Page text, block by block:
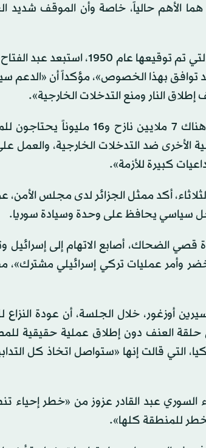
الأهم حالياً، خاصة وأن الموقف شديد
وعن إمكانية تفعيل معاهدة الدفاع العربي
توافق بهذا الخصوص»، مؤكداً أن
إطلاق النار ومنع التدخلات الخارجية».
ويرى «أهمية النظر للبعد الإنساني في سوريا،
الأخرى ضد التدخلات الخارجية، والعمل
كبيرة للأزمة».
أكد ممثل الجزائر لدى مجلس الأمن،
سياسي يحافظ على وحدة وسيادة سوريا.
الضحاك، أصابع الاتهام إلى إسرائيل
عمليات تركي إسرائيلي مشترك»،
أوزغور، خلال الجلسة، أن عودة
العنف دون إطلاق عملية حقيقية
التي قالت إنها «ستواصل اتخاذ كل
عبد القادر عزوز من «خطر إحياء
للمنطقة كلها».